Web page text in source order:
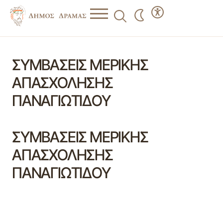
ΣΥΜΒΑΣΕΙΣ ΜΕΡΙΚΗΣ
ΑΠΑΣΧΟΛΗΣΗΣ
ΠΑΝΑΓΙΩΤΙΔΟΥ
ΣΥΜΒΑΣΕΙΣ ΜΕΡΙΚΗΣ
ΑΠΑΣΧΟΛΗΣΗΣ
ΠΑΝΑΓΙΩΤΙΔΟΥ